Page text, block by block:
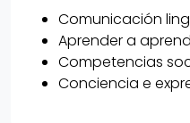
Comunicación
Aprender a
Competencias
Conciencia e